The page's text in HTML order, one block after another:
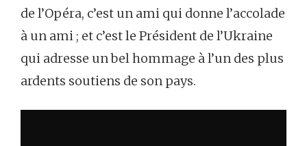
de l’Opéra, c’est un ami qui donne l’accolade
à un ami ; et c’est le Président de l’Ukraine
qui adresse un bel hommage à l’un des plus
ardents soutiens de son pays.